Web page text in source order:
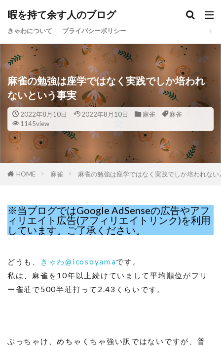
暇を持て余す人のブログ
きゃわについて プライバシーポリシー
麻雀の勉強は座学ではなく実践でしか培われ
ないという事実
2022年8月10日 2022年8月10日 麻雀
麻雀
1145view
HOME 麻雀 麻雀の勉強は座学ではなく実践でしか培われな
※当ブログではGoogle AdSenseの広告やアフ
ィリエイト広告(アフィリエイトリンク)を利用
しています。ご了承ください。
どうも、 きゃわ@icosoyamaです。
私は、麻雀を10年以上続けていまして平均順位がフリ
ー雀荘で500半荘打って2.43くらいです。
ぶっちゃけ、めちゃくちゃ強い訳ではないですが、普